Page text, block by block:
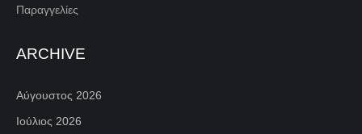
Παραγγελίες
ARCHIVE
Αύγουστος 2026
Ιούλιος 2026